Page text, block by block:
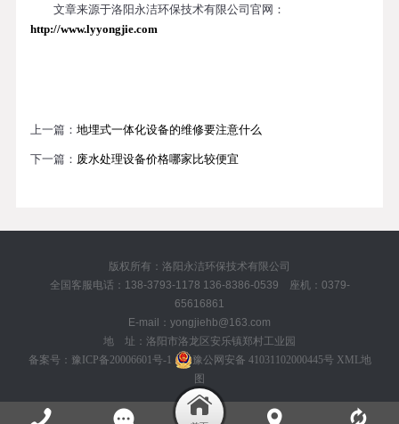
文章来源于洛阳永洁环保技术有限公司官网：
http://www.lyyongjie.com
上一篇：地埋式一体化设备的维修要注意什么
下一篇： 废水处理设备价格哪家比较便宜
版权所有：洛阳永洁环保技术有限公司
全国客服电话：138-3793-1178 136-8386-0539 座机：0379-
65616861
E-mail：yongjiehb@163.com
地 址：洛阳市洛龙区安乐镇郑村工业园
备案号： 豫ICP备20006601号-1 豫公网安备 41031102000445号 XML地
图